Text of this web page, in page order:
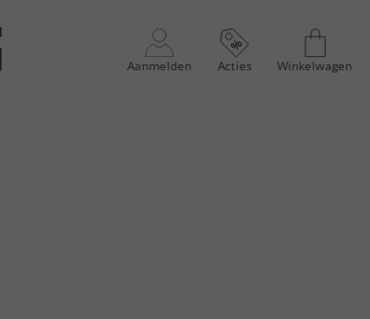
Aanmelden Acties Winkelwagen